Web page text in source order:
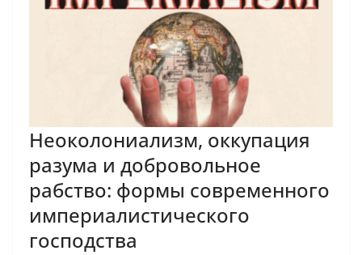
Неоколониализм, оккупация
разума и добровольное
рабство: формы современного
империалистического
господства